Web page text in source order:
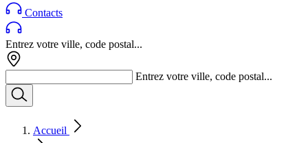
Contacts
Entrez votre ville, code postal...
Entrez votre ville, code postal...
Accueil